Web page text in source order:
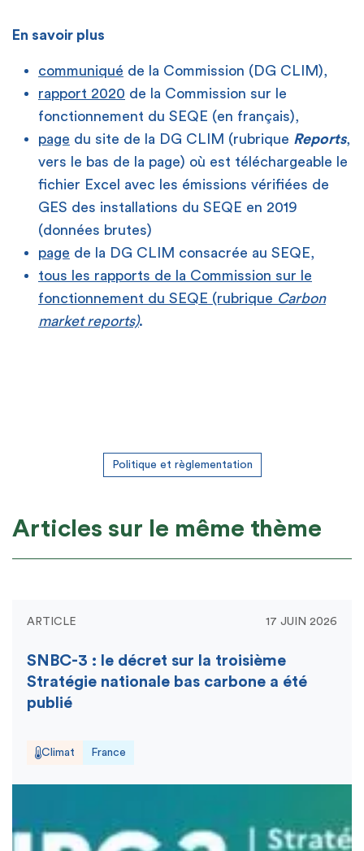
En savoir plus
communiqué de la Commission (DG CLIM),
rapport 2020 de la Commission sur le
fonctionnement du SEQE (en français),
page du site de la DG CLIM (rubrique Reports,
vers le bas de la page) où est téléchargeable le
fichier Excel avec les émissions vérifiées de
GES des installations du SEQE en 2019
(données brutes)
page de la DG CLIM consacrée au SEQE,
tous les rapports de la Commission sur le
fonctionnement du SEQE (rubrique Carbon
market reports).
Politique et règlementation
Articles sur le même thème
ARTICLE 17 JUIN 2026
SNBC-3 : le décret sur la troisième
Stratégie nationale bas carbone a été
publié
Climat France